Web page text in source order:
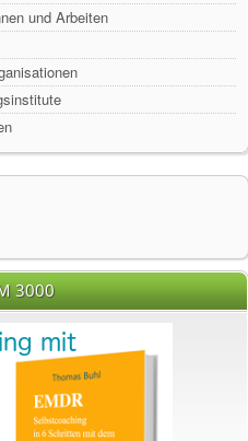
und Arbeiten
3000